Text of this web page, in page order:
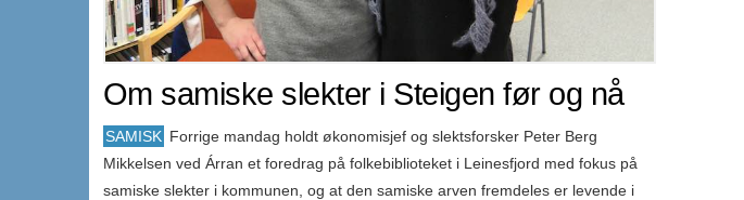
Om samiske slekter i Steigen før og nå
SAMISK Forrige mandag holdt økonomisjef og slektsforsker Peter Berg
Mikkelsen ved Árran et foredrag på folkebiblioteket i Leinesfjord med fokus på
samiske slekter i kommunen, og at den samiske arven fremdeles er levende i